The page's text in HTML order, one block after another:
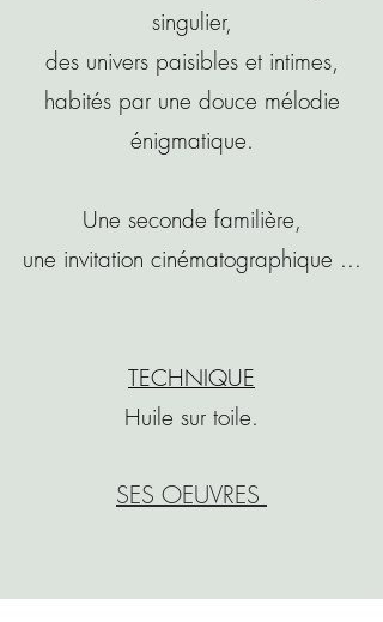
singulier,
des univers paisibles et intimes,
habités par une douce mélodie
énigmatique.
Une seconde familière,
une invitation cinématographique ...
TECHNIQUE
Huile sur toile.
SES OEUVRES